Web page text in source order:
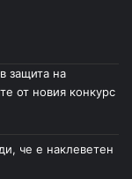
защита на
от новия конкурс
че е наклеветен